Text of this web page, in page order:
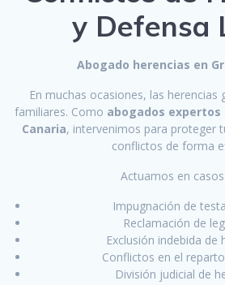
y Defensa
Abogado herencias en
En muchas ocasiones, las herencias
familiares. Como abogados expertos
Canaria, intervenimos para proteger
conflictos de forma
Actuamos en
Impugnación de
Reclamación de
Exclusión indebida de
Conflictos en el
División judicial de